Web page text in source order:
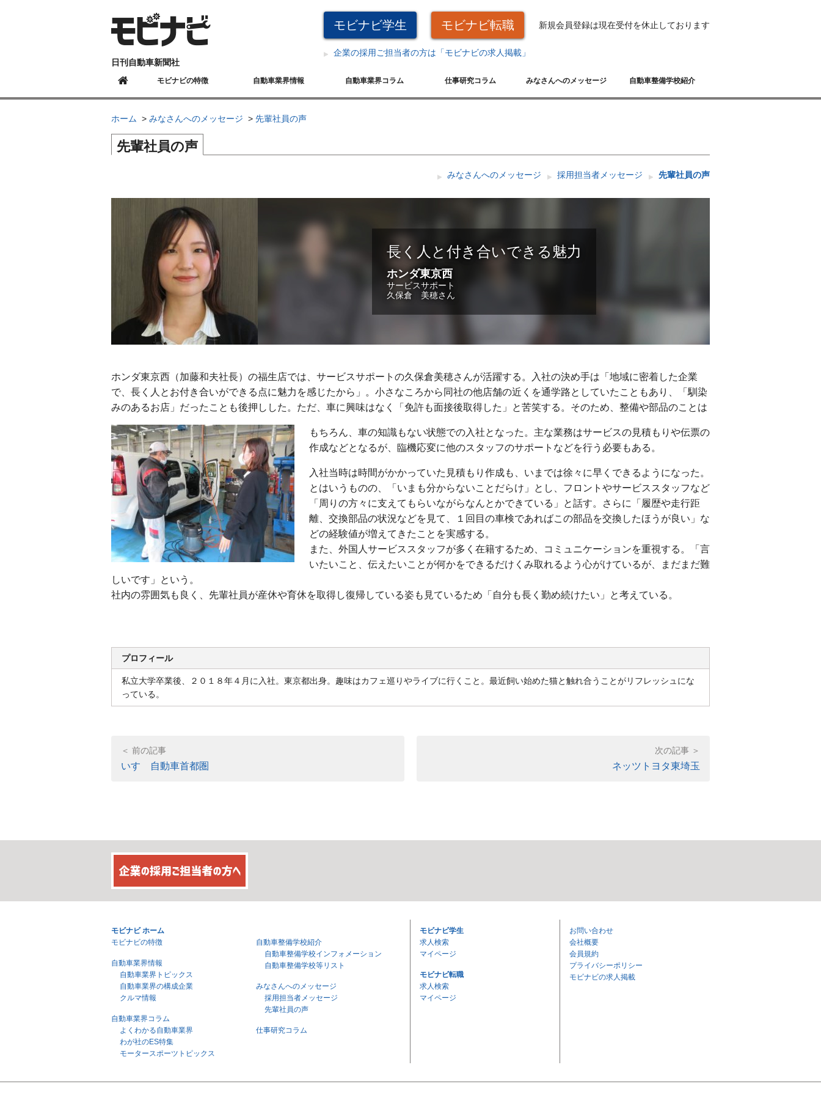
日刊自動車新聞社
モビナビ学生 モビナビ転職 新規会員登録は現在受付を休止しております
企業の採用ご担当者の方は「モビナビの求人掲載」
モビナビの特徴 自動車業界情報 自動車業界コラム 仕事研究コラム みなさんへのメッセージ 自動車整備学校紹介
ホーム みなさんへのメッセージ 先輩社員の声
先輩社員の声
みなさんへのメッセージ 採用担当者メッセージ 先輩社員の声
長く人と付き合いできる魅力
ホンダ東京西
サービスサポート
久保倉 美穂さん
ホンダ東京西（加藤和夫社長）の福生店では、サービスサポートの久保倉美穂さんが活躍する。入社の決め手は「地域に密着した企業
で、長く人とお付き合いができる点に魅力を感じたから」。小さなころから同社の他店舗の近くを通学路としていたこともあり、「馴染
みのあるお店」だったことも後押しした。ただ、車に興味はなく「免許も面接後取得した」と苦笑する。そのため、整備や部品のことは
もちろん、車の知識もない状態での入社となった。主な業務はサービスの見積もりや伝票の
作成などとなるが、臨機応変に他のスタッフのサポートなどを行う必要もある。
入社当時は時間がかかっていた見積もり作成も、いまでは徐々に早くできるようになった。
とはいうものの、「いまも分からないことだらけ」とし、フロントやサービススタッフなど
「周りの方々に支えてもらいながらなんとかできている」と話す。さらに「履歴や走行距
離、交換部品の状況などを見て、１回目の車検であればこの部品を交換したほうが良い」な
どの経験値が増えてきたことを実感する。
また、外国人サービススタッフが多く在籍するため、コミュニケーションを重視する。「言
いたいこと、伝えたいことが何かをできるだけくみ取れるよう心がけているが、まだまだ難
しいです」という。
社内の雰囲気も良く、先輩社員が産休や育休を取得し復帰している姿も見ているため「自分も長く勤め続けたい」と考えている。
プロフィール
私立大学卒業後、２０１８年４月に入社。東京都出身。趣味はカフェ巡りやライブに行くこと。最近飼い始めた猫と触れ合うことがリフレッシュにな
っている。
いすゞ自動車首都圏 ネッツトヨタ東埼玉
モビナビ ホーム
モビナビの特徴
自動車業界情報
自動車業界トピックス
自動車業界の構成企業
クルマ情報
自動車業界コラム
よくわかる自動車業界
わが社のES特集
モータースポーツトピックス
自動車整備学校紹介
自動車整備学校インフォメーション
自動車整備学校等リスト
みなさんへのメッセージ
採用担当者メッセージ
先輩社員の声
仕事研究コラム
モビナビ学生
求人検索
マイページ
モビナビ転職
求人検索
マイページ
お問い合わせ
会社概要
会員規約
プライバシーポリシー
モビナビの求人掲載